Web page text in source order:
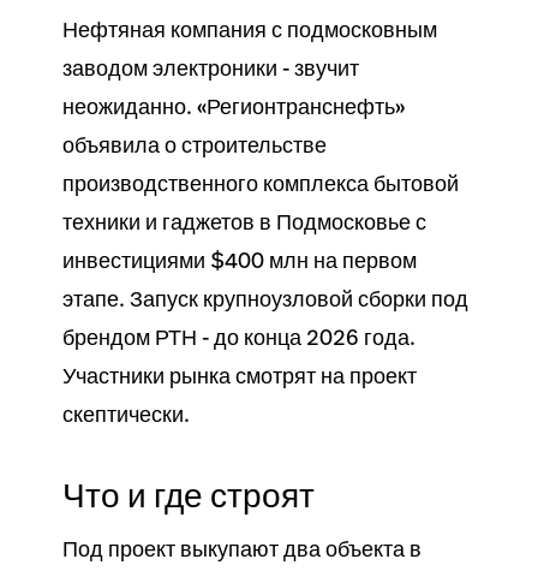
Нефтяная компания с подмосковным
заводом электроники - звучит
неожиданно. «Регионтранснефть»
объявила о строительстве
производственного комплекса бытовой
техники и гаджетов в Подмосковье с
инвестициями $400 млн на первом
этапе. Запуск крупноузловой сборки под
брендом РТН - до конца 2026 года.
Участники рынка смотрят на проект
скептически.
Что и где строят
Под проект выкупают два объекта в